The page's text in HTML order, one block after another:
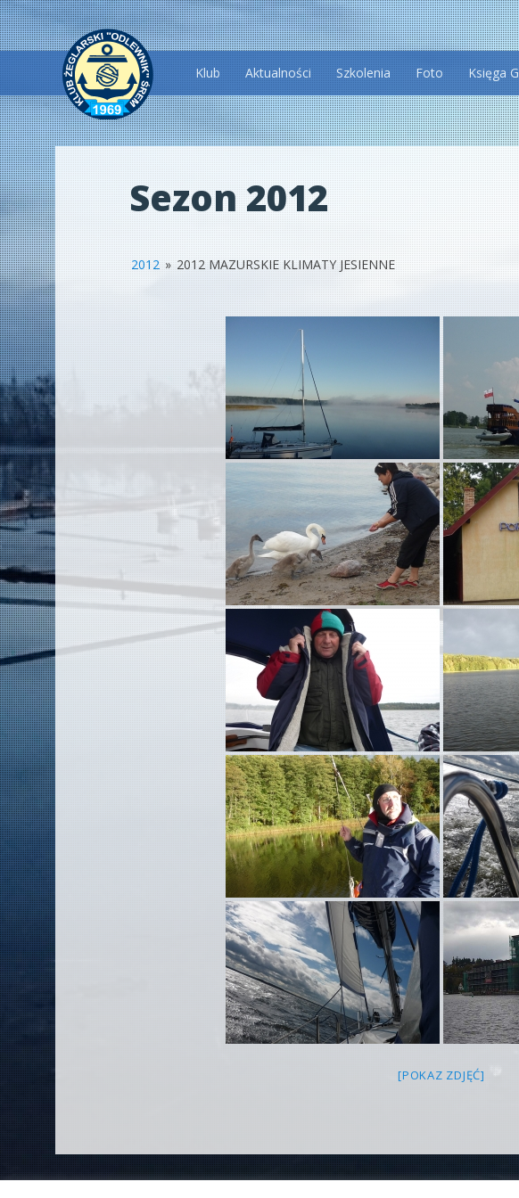
Przeskocz
do
treści
Klub Aktualności Szkolenia Foto Księga
Sezon 2012
2012 » 2012 MAZURSKIE KLIMATY JESIENNE
[POKAZ ZDJĘĆ]